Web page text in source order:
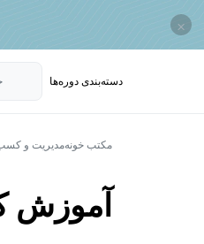
×
دسته‌بندی‌ دوره‌ها
مکتب خونهمدیریت و
آموزش